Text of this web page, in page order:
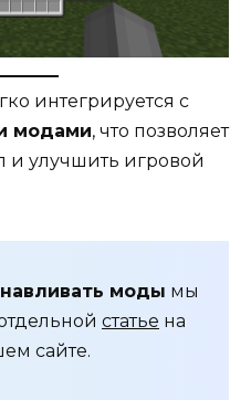
интегрируется с
модами, что позволяет
улучшить игровой
моды мы
статье на
сайте.